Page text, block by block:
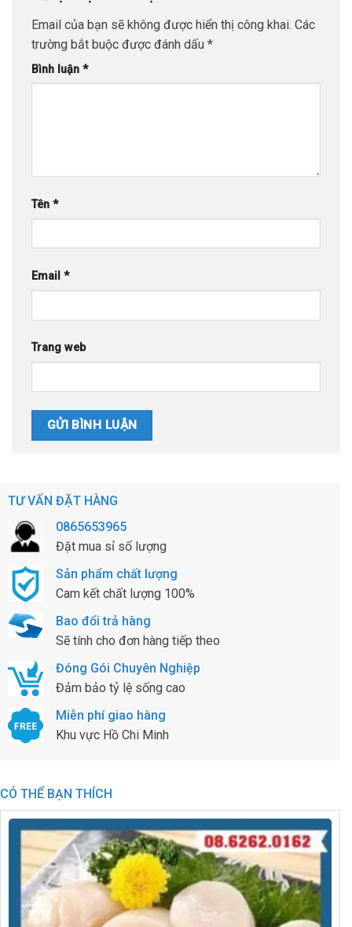
TƯ VẤN ĐẶT HÀNG
0865653965
Đặt mua sỉ số lượng
Sản phẩm chất lượng
Cam kết chất lượng 100%
Bao đổi trả hàng
Sẽ tính cho đơn hàng tiếp theo
Đóng Gói Chuyên Nghiệp
Đảm bảo tỷ lệ sống cao
Miễn phí giao hàng
Khu vực Hồ Chi Minh
CÓ THỂ BẠN THÍCH
Email của bạn sẽ không được hiển thị công khai. Các
trường bắt buộc được đánh dấu *
Bình luận *
Tên *
Email *
Trang web